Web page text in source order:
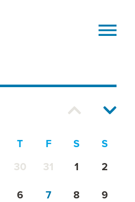
T F S
S
30 31 1 2
6 7 8 9